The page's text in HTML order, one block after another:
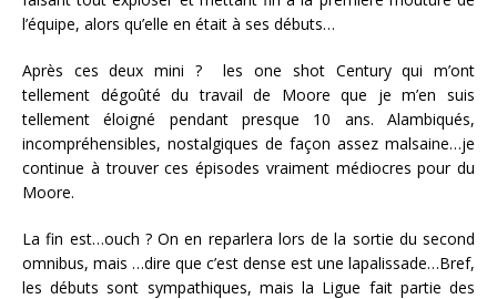
l’équipe, alors qu’elle en était à ses débuts…
Après ces deux mini ? les one shot Century qui m’ont
tellement dégoûté du travail de Moore que je m’en suis
tellement éloigné pendant presque 10 ans. Alambiqués,
incompréhensibles, nostalgiques de façon assez malsaine…je
continue à trouver ces épisodes vraiment médiocres pour du
Moore.
La fin est…ouch ? On en reparlera lors de la sortie du second
omnibus, mais …dire que c’est dense est une lapalissade…Bref,
les débuts sont sympathiques, mais la Ligue fait partie des